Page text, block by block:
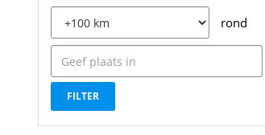
rond